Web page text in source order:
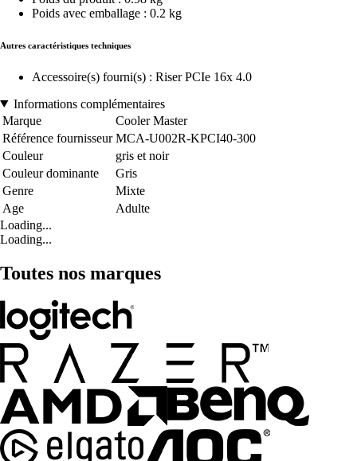
Poids avec emballage : 0.2 kg
Autres caractéristiques techniques
Accessoire(s) fourni(s) : Riser PCIe 16x 4.0
Informations complémentaires
Marque
Cooler Master
Référence fournisseur MCA-U002R-KPCI40-300
Couleur
gris et noir
Couleur dominante
Gris
Genre
Mixte
Age
Adulte
Loading...
Loading...
Toutes nos marques